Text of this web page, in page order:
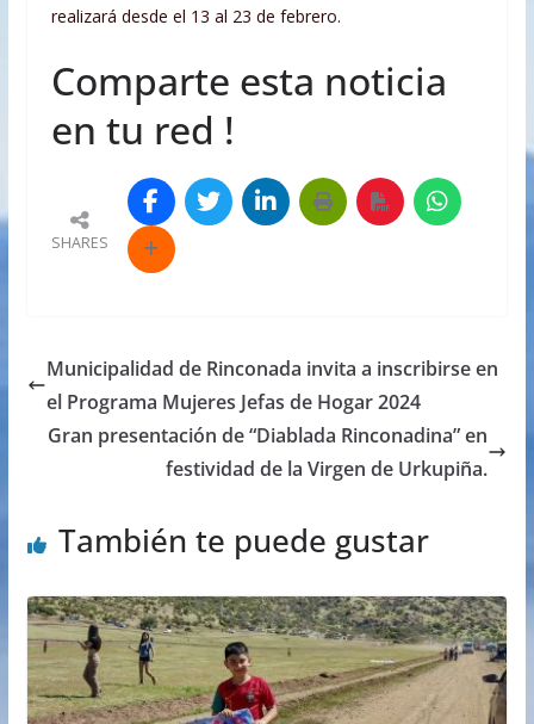
realizará desde el 13 al 23 de febrero.
Comparte esta noticia
en tu red !
SHARES
Municipalidad de Rinconada invita a inscribirse en
el Programa Mujeres Jefas de Hogar 2024
Gran presentación de “Diablada Rinconadina” en
festividad de la Virgen de Urkupiña.
También te puede gustar